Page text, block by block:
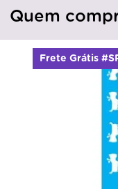
Quem
Frete Grátis